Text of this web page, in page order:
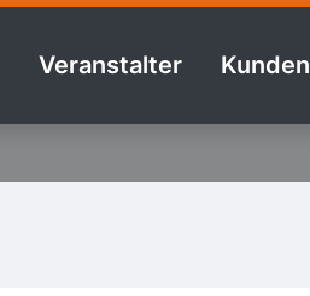
Veranstalter Kunden